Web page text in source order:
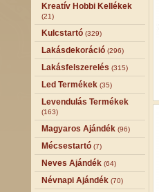
Kreatív Hobbi Kellékek
(21)
Kulcstartó (329)
Lakásdekoráció (296)
Lakásfelszerelés (315)
Led Termékek (35)
Levendulás Termékek
(163)
Magyaros Ajándék (96)
Mécsestartó (7)
Neves Ajándék (64)
Névnapi Ajándék (70)